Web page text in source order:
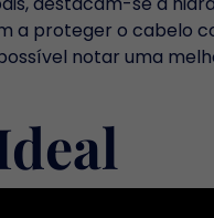
a proteger o cabelo
notar uma
Para cabelos